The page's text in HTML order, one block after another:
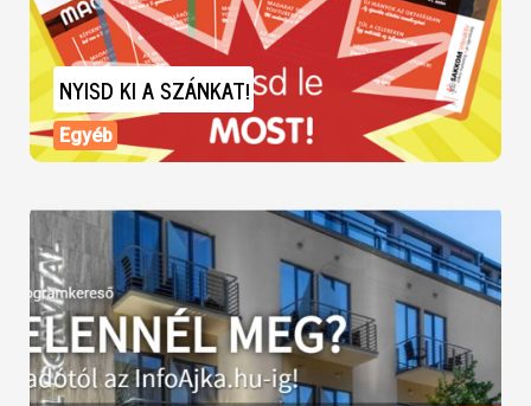
NYISD KI A SZÁNKAT!
Egyéb